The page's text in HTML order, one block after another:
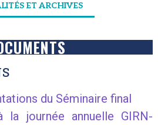
ET ARCHIVES
du Séminaire final
la journée annuelle GIRN-